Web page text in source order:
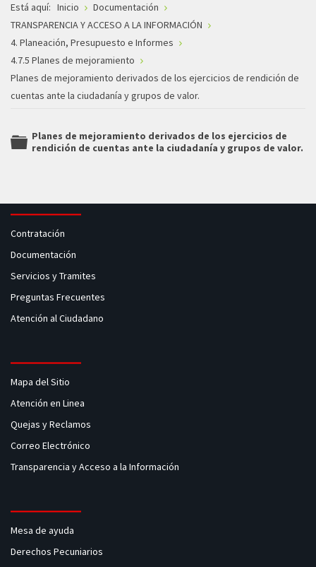
Está aquí: Inicio
Documentación
TRANSPARENCIA Y ACCESO A LA INFORMACIÓN
4. Planeación, Presupuesto e Informes
4.7.5 Planes de mejoramiento
Planes de mejoramiento derivados de los ejercicios de rendición de
cuentas ante la ciudadanía y grupos de valor.
Planes de mejoramiento derivados de los ejercicios de
rendición de cuentas ante la ciudadanía y grupos de valor.
Contratación
Documentación
Servicios y Tramites
Preguntas Frecuentes
Atención al Ciudadano
Mapa del Sitio
Atención en Linea
Quejas y Reclamos
Correo Electrónico
Transparencia y Acceso a la Información
Mesa de ayuda
Derechos Pecuniarios